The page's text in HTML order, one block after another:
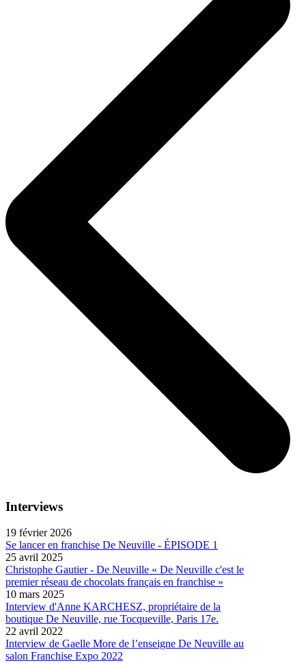
Interviews
19 février 2026
Se lancer en franchise De Neuville - ÉPISODE 1
25 avril 2025
Christophe Gautier - De Neuville « De Neuville c'est le
premier réseau de chocolats français en franchise »
10 mars 2025
Interview d'Anne KARCHESZ, propriétaire de la
boutique De Neuville, rue Tocqueville, Paris 17e.
22 avril 2022
Interview de Gaelle More de l’enseigne De Neuville au
salon Franchise Expo 2022